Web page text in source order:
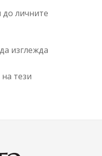
личните
изглежда
тези